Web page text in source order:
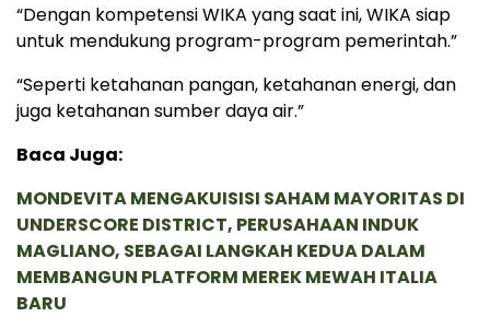
“Dengan kompetensi WIKA yang saat ini, WIKA siap
untuk mendukung program-program pemerintah.”
“Seperti ketahanan pangan, ketahanan energi, dan
juga ketahanan sumber daya air.”
Baca Juga:
MONDEVITA MENGAKUISISI SAHAM MAYORITAS DI
UNDERSCORE DISTRICT, PERUSAHAAN INDUK
MAGLIANO, SEBAGAI LANGKAH KEDUA DALAM
MEMBANGUN PLATFORM MEREK MEWAH ITALIA
BARU